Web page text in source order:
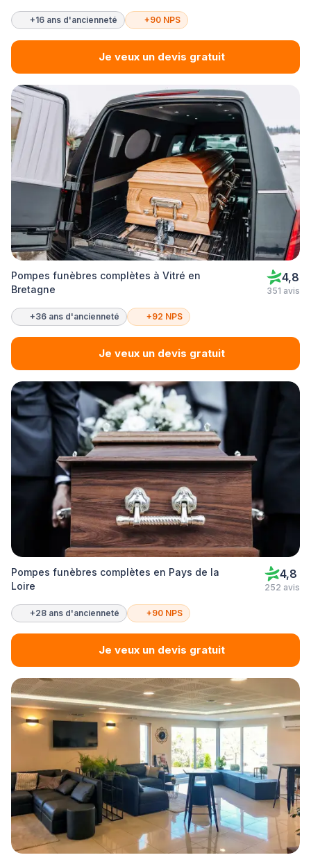
+16 ans d'ancienneté +90 NPS
Je veux un devis gratuit
Pompes funèbres complètes à Vitré en
Bretagne
4,8
351 avis
+36 ans d'ancienneté +92 NPS
Je veux un devis gratuit
Pompes funèbres complètes en Pays de la
Loire
4,8
252 avis
+28 ans d'ancienneté +90 NPS
Je veux un devis gratuit